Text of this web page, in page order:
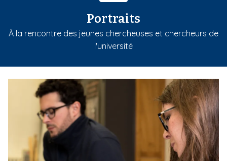
Portraits
À la rencontre des jeunes chercheuses et chercheurs de
l'université